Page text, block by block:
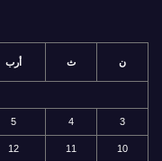
ن ث أرب
3
4
5
10
11
12